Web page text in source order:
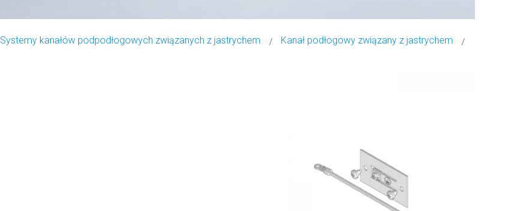
Systemy kanałów podpodłogowych związanych z jastrychem
Kanał podłogowy związany z jastrychem